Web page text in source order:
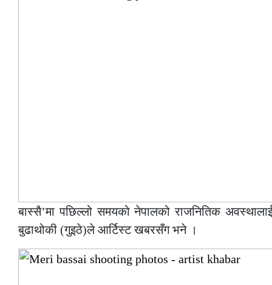
बास्सै’मा पछिल्लो समयको नेपालको राजनितिक
बुढाथोकी (गुइठे)ले आर्टिस्ट खबरसँग भने ।